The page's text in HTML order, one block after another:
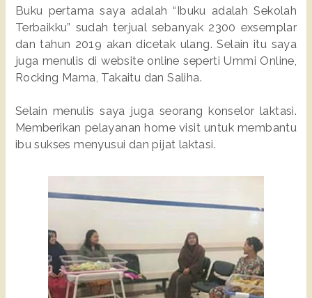
Buku pertama saya adalah “Ibuku adalah Sekolah
Terbaikku” sudah terjual sebanyak 2300 exsemplar
dan tahun 2019 akan dicetak ulang. Selain itu saya
juga menulis di website online seperti Ummi Online,
Rocking Mama, Takaitu dan Saliha.
Selain menulis saya juga seorang konselor laktasi.
Memberikan pelayanan home visit untuk membantu
ibu sukses menyusui dan pijat laktasi.